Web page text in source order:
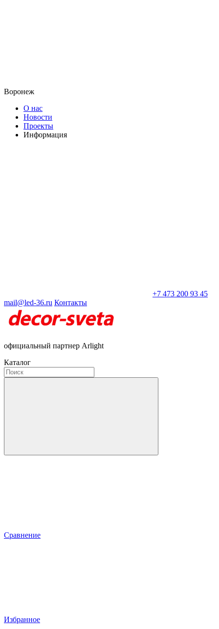
Воронеж
О нас
Новости
Проекты
Информация
+7 473 200 93 45
mail@led-36.ru Контакты
официальный партнер Arlight
Каталог
Сравнение
Избранное